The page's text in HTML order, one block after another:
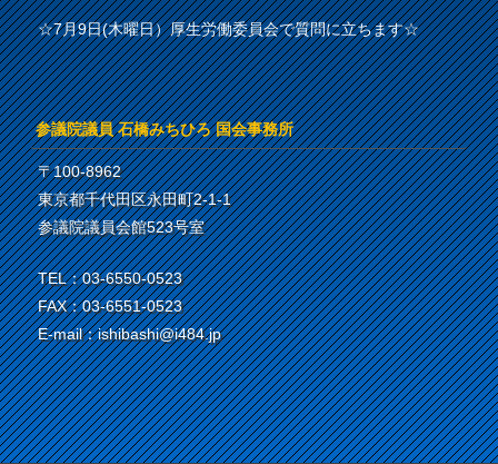
☆7月9日(木曜日）厚生労働委員会で質問に立ちます☆
参議院議員 石橋みちひろ 国会事務所
〒100-8962
東京都千代田区永田町2-1-1
参議院議員会館523号室
TEL：03-6550-0523
FAX：03-6551-0523
E-mail：ishibashi@i484.jp